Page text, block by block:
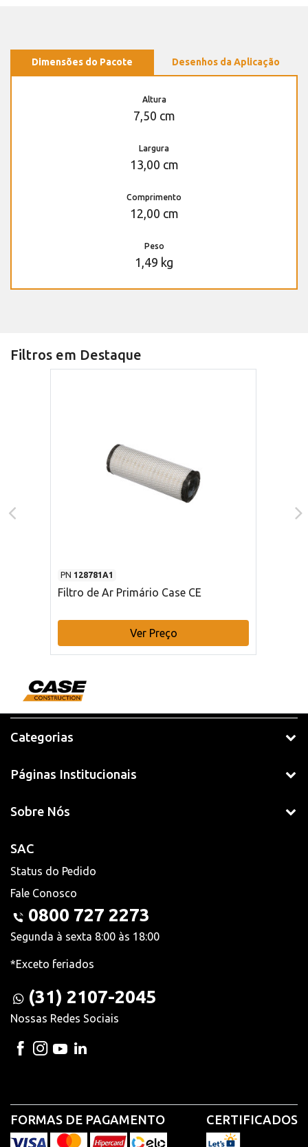
Dimensões do Pacote Desenhos da Aplicação
Altura
7,50 cm
Largura
13,00 cm
Comprimento
12,00 cm
Peso
1,49 kg
Filtros em Destaque
PN 128781A1
Filtro de Ar Primário Case CE
Ver Preço
Categorias
Páginas Institucionais
Sobre Nós
SAC
Status do Pedido
Fale Conosco
0800 727 2273
Segunda à sexta 8:00 às 18:00
*Exceto feriados
(31) 2107-2045
Nossas Redes Sociais
FORMAS DE PAGAMENTO CERTIFICADOS